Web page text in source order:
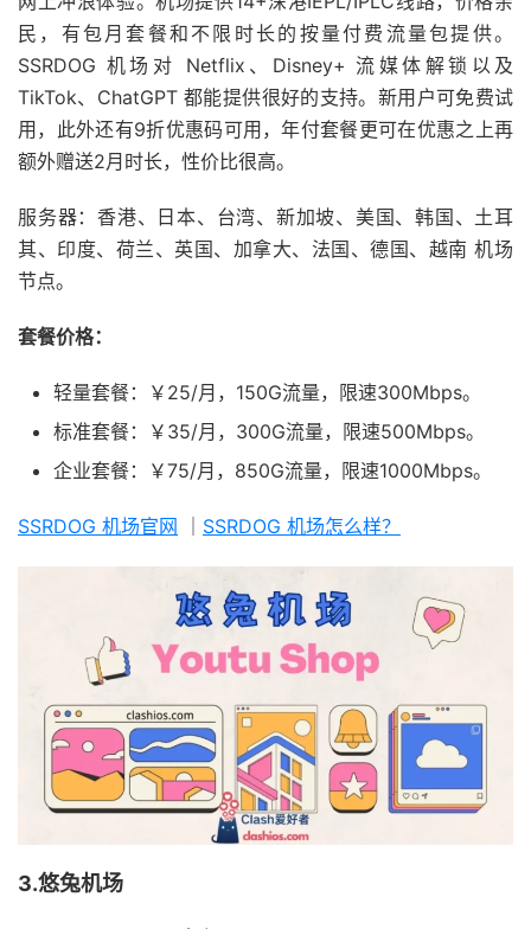
民，有包月套餐和不限时长的按量付费流量包提供。
SSRDOG 机场对 Netflix、Disney+ 流媒体解锁以及
TikTok、ChatGPT 都能提供很好的支持。新用户可免费试
用，此外还有9折优惠码可用，年付套餐更可在优惠之上再
额外赠送2月时长，性价比很高。
服务器：香港、日本、台湾、新加坡、美国、韩国、土耳
其、印度、荷兰、英国、加拿大、法国、德国、越南 机场
节点。
套餐价格：
轻量套餐：￥25/月，150G流量，限速300Mbps。
标准套餐：￥35/月，300G流量，限速500Mbps。
企业套餐：￥75/月，850G流量，限速1000Mbps。
SSRDOG 机场官网 SSRDOG 机场怎么样？
3.悠兔机场